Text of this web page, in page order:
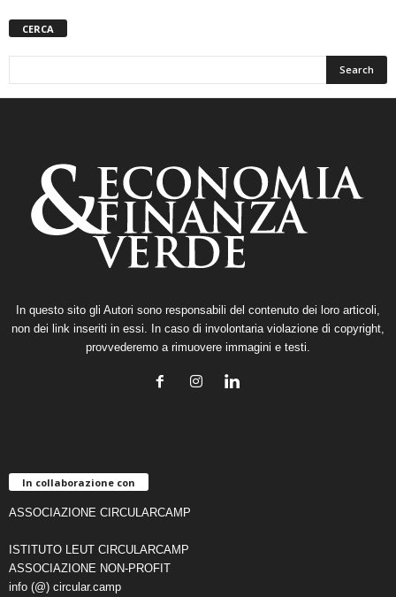
CERCA
In questo sito gli Autori sono responsabili del contenuto dei loro articoli,
non dei link inseriti in essi. In caso di involontaria violazione di copyright,
provvederemo a rimuovere immagini e testi.
In collaborazione con
ASSOCIAZIONE CIRCULARCAMP
ISTITUTO LEUT CIRCULARCAMP
ASSOCIAZIONE NON-PROFIT
info (@) circular.camp